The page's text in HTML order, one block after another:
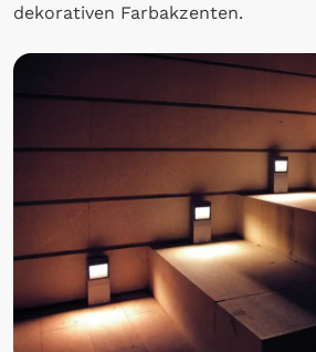
dekorativen Farbakzenten.